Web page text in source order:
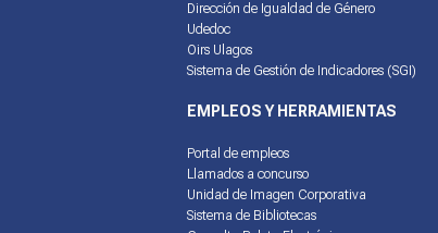
Dirección de Igualdad de Género
Udedoc
Oirs Ulagos
Sistema de Gestión de Indicadores (SGI)
EMPLEOS Y HERRAMIENTAS
Portal de empleos
Llamados a concurso
Unidad de Imagen Corporativa
Sistema de Bibliotecas